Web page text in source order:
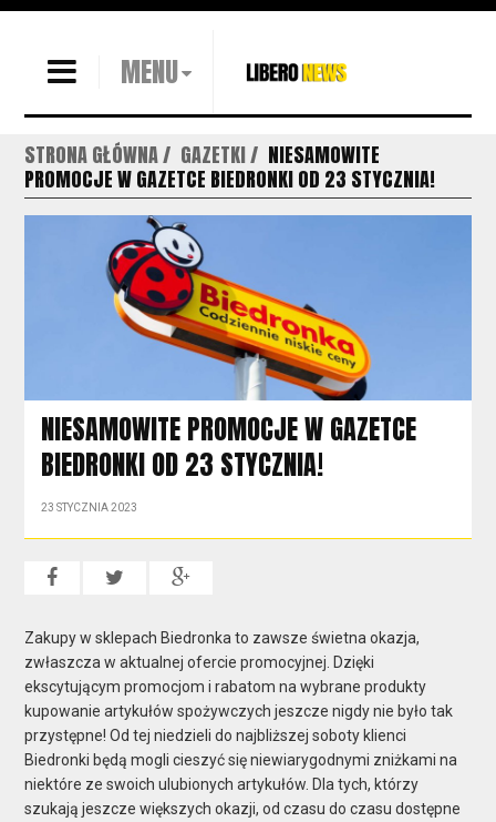
MENU
STRONA GŁÓWNA GAZETKI
NIESAMOWITE
PROMOCJE W GAZETCE BIEDRONKI OD 23 STYCZNIA!
NIESAMOWITE PROMOCJE W GAZETCE
BIEDRONKI OD 23 STYCZNIA!
23 STYCZNIA 2023
Zakupy w sklepach Biedronka to zawsze świetna okazja,
zwłaszcza w aktualnej ofercie promocyjnej. Dzięki
ekscytującym promocjom i rabatom na wybrane produkty
kupowanie artykułów spożywczych jeszcze nigdy nie było tak
przystępne! Od tej niedzieli do najbliższej soboty klienci
Biedronki będą mogli cieszyć się niewiarygodnymi zniżkami na
niektóre ze swoich ulubionych artykułów. Dla tych, którzy
szukają jeszcze większych okazji, od czasu do czasu dostępne